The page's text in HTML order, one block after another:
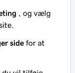
, og vælg
side for at